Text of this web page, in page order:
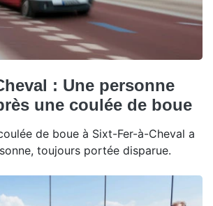
: Une personne
une coulée de boue
de boue à Sixt-Fer-à-Cheval a
toujours portée disparue.